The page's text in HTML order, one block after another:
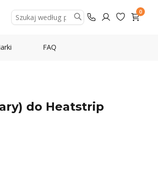
0
FAQ
do Heatstrip